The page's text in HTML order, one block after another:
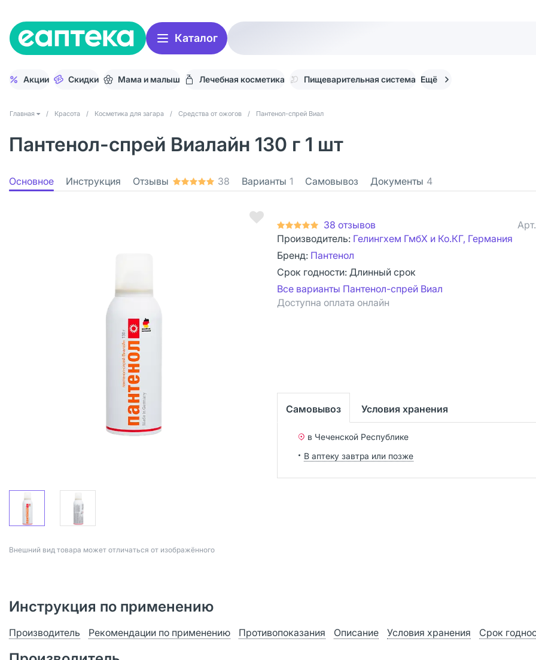
Каталог
Акции Скидки Мама и малыш Лечебная косметика Пищеварительная система Ещё
Главная / Красота / Косметика для загара / Средства от ожогов / Пантенол-спрей Виал
Пантенол-спрей Виалайн 130 г 1 шт
Основное Инструкция Отзывы 38 Варианты 1 Самовывоз Документы 4
Bнешний вид товара может отличаться от изображённого
38 отзывов
Производитель: Гелингхем ГмбХ и Ко.КГ, Германия
Бренд: Пантенол
Срок годности: Длинный срок
Все варианты Пантенол-спрей Виал
Доступна оплата онлайн
Самовывоз Условия хранения
в Чеченской Республике
В аптеку завтра или позже
Инструкция по применению
Производитель Рекомендации по применению Противопоказания Описание Условия хранения Срок